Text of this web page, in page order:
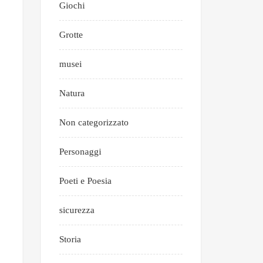
Giochi
Grotte
musei
Natura
Non categorizzato
Personaggi
Poeti e Poesia
sicurezza
Storia